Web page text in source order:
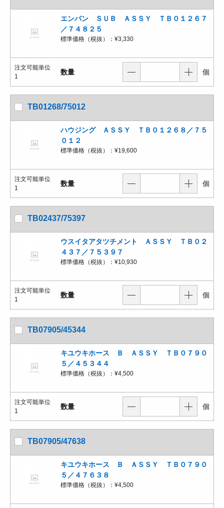
エンバン ＳＵＢ ＡＳＳＹ ＴＢ０１２６７
／７４８２５
標準価格（税抜）： ¥3,330
注文可能単位
1
数量 個
TB01268/75012
ハウジング ＡＳＳＹ ＴＢ０１２６８／７５
０１２
標準価格（税抜）： ¥19,600
注文可能単位
1
数量 個
TB02437/75397
ウスイタアタツチメント ＡＳＳＹ ＴＢ０２
４３７／７５３９７
標準価格（税抜）： ¥10,930
注文可能単位
1
数量 個
TB07905/45344
キユウキホース Ｂ ＡＳＳＹ ＴＢ０７９０
５／４５３４４
標準価格（税抜）： ¥4,500
注文可能単位
1
数量 個
TB07905/47638
キユウキホース Ｂ ＡＳＳＹ ＴＢ０７９０
５／４７６３８
標準価格（税抜）： ¥4,500